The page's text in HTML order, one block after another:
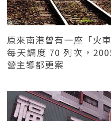
原來南港曾有一座「火
每天調度 70 列次，
營主導都更案